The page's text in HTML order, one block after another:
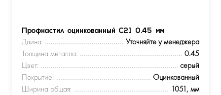
Профнастил оцинкованный С21 0.45 мм
Длина:
Уточняйте у менеджера
Толщина металла:
0.45
Цвет:
серый
Покрытие:
Оцинкованный
Ширина общая:
1051, мм